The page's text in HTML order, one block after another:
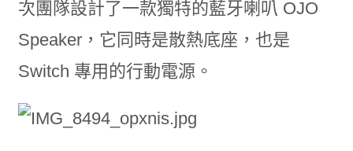
次團隊設計了一款獨特的藍牙喇叭 OJO
Speaker，它同時是散熱底座，也是
Switch 專用的行動電源。